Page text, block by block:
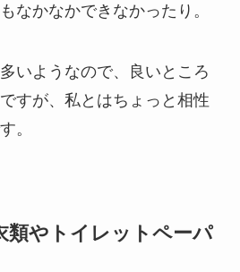
なかなかできなかったり。
いようなので、良いところ
すが、私とはちょっと相性
。
類やトイレットペーパ